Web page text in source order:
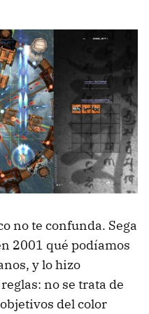
no te confunda. Sega
2001 qué podíamos
y lo hizo
no se trata de
del color